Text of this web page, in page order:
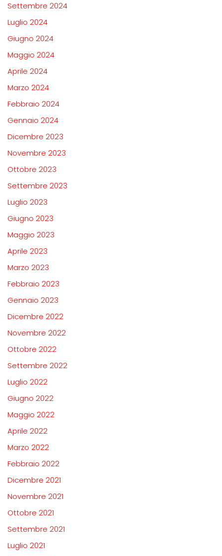
Settembre 2024
Luglio 2024
Giugno 2024
Maggio 2024
Aprile 2024
Marzo 2024
Febbraio 2024
Gennaio 2024
Dicembre 2023
Novembre 2023
Ottobre 2023
Settembre 2023
Luglio 2023
Giugno 2023
Maggio 2023
Aprile 2023
Marzo 2023
Febbraio 2023
Gennaio 2023
Dicembre 2022
Novembre 2022
Ottobre 2022
Settembre 2022
Luglio 2022
Giugno 2022
Maggio 2022
Aprile 2022
Marzo 2022
Febbraio 2022
Dicembre 2021
Novembre 2021
Ottobre 2021
Settembre 2021
Luglio 2021